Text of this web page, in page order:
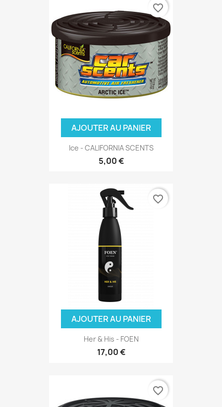
AJOUTER AU PANIER
Ice - CALIFORNIA SCENTS
5,00 €
favorite_border
AJOUTER AU PANIER
Her & His - FOEN
17,00 €
favorite_border
favorite_border